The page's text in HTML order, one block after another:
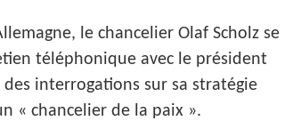
le chancelier Olaf Scholz se
téléphonique avec le président
interrogations sur sa stratégie
« chancelier de la paix ».